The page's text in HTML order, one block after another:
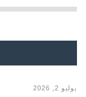
يوليو 2, 2026